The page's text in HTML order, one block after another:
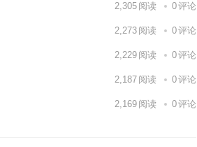
2,305 阅读 0评论
2,273 阅读 0评论
2,229 阅读 0评论
2,187 阅读 0评论
2,169 阅读 0评论